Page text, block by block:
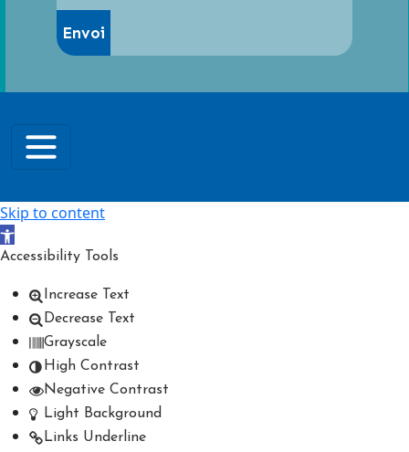
Skip to content
Open toolbar
Accessibility Tools
Increase Text
Decrease Text
Grayscale
High Contrast
Negative Contrast
Light Background
Links Underline